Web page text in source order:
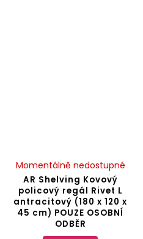
AR Shelving Kovový
policový regál Rivet L
antracitový (180 x 120 x
45 cm) POUZE OSOBNÍ
ODBĚR
Momentálně nedostupné